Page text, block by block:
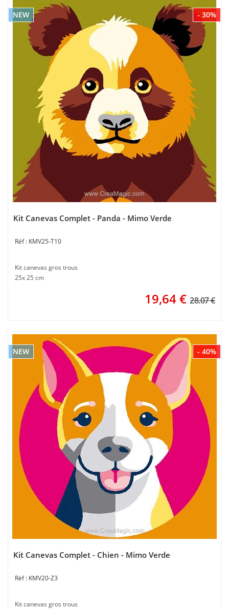
- 30%
NEW
Kit Canevas Complet - Panda - Mimo Verde
KMV25-T10
Kit canevas gros trous
25x 25 cm
19,64€ 28.07 €
- 40%
NEW
Kit Canevas Complet - Chien - Mimo Verde
KMV20-Z3
Kit canevas gros trous